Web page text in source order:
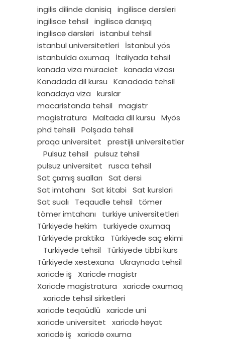
ingilis dilinde danisiq
ingilisce dersleri
ingilisce tehsil
ingiliscə danışıq
ingiliscə dərsləri
istanbul tehsil
istanbul universitetleri
İstanbul yös
istanbulda oxumaq
İtaliyada tehsil
kanada viza müraciet
kanada vizası
Kanadada dil kursu
Kanadada tehsil
kanadaya viza
kurslar
macaristanda tehsil
magistr
magistratura
Maltada dil kursu
Myös
phd tehsili
Polşada tehsil
praqa universitet
prestijli universitetler
Pulsuz tehsil
pulsuz təhsil
pulsuz universitet
rusca tehsil
Sat çıxmış sualları
Sat dersi
Sat imtahanı
Sat kitabi
Sat kurslari
Sat sualı
Teqaudle tehsil
tömer
tömer imtahanı
turkiye universitetleri
Türkiyede hekim
turkiyede oxumaq
Türkiyede praktika
Türkiyede saç ekimi
Turkiyede tehsil
Türkiyede tibbi kurs
Türkiyede xestexana
Ukraynada tehsil
xaricde iş
Xaricde magistr
Xaricde magistratura
xaricde oxumaq
xaricde tehsil sirketleri
xaricde teqaüdlü
xaricde uni
xaricde universitet
xaricdə həyat
xaricdə iş
xaricdə oxuma